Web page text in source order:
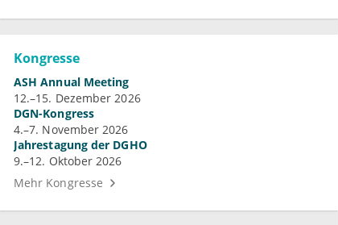
Kongresse
ASH Annual Meeting
12.–15. Dezember 2026
DGN-Kongress
4.–7. November 2026
Jahrestagung der DGHO
9.–12. Oktober 2026
Mehr Kongresse